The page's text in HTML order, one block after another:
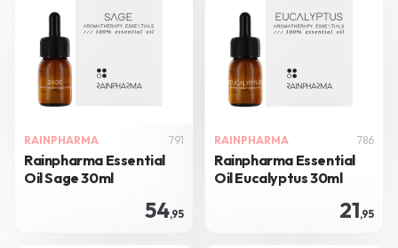
RAINPHARMA 791
Rainpharma Essential
Oil Sage 30ml
54,95
RAINPHARMA 786
Rainpharma Essential
Oil Eucalyptus 30ml
21,95